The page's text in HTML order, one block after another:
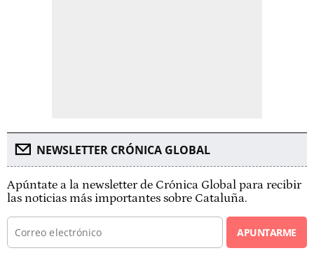
NEWSLETTER CRÓNICA GLOBAL
Apúntate a la newsletter de Crónica Global para recibir
las noticias más importantes sobre Cataluña.
APUNTARME